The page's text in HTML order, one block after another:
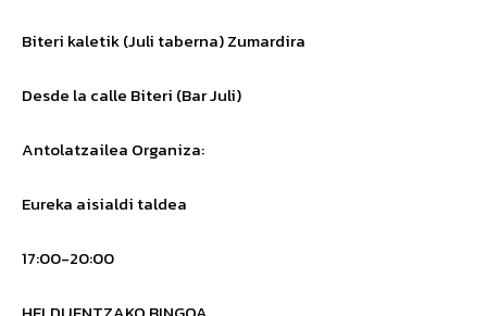
Biteri kaletik (Juli taberna) Zumardira
Desde la calle Biteri (Bar Juli)
Antolatzailea Organiza:
Eureka aisialdi taldea
17:00-20:00